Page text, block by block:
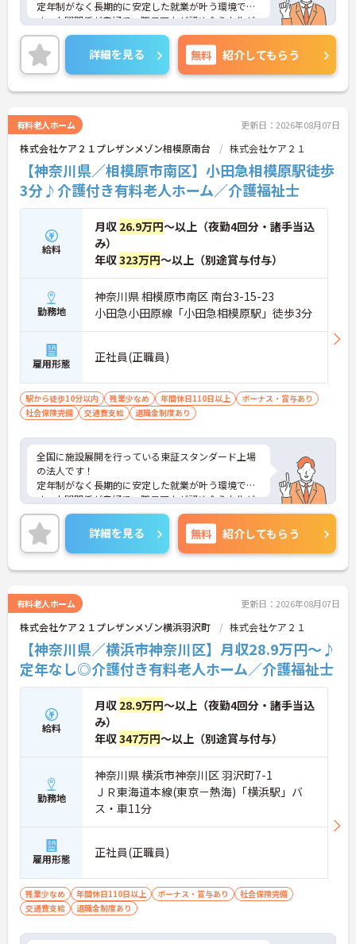
定年制がなく長期的に安定した就業が叶う環境で
す。人間関係が良好で、職員同士が認め合う文化が
根付いています。
ご興味のある方には、面接対策ポイントなど、さら
に詳細をご案内しますのでお気軽にご相談くださ
い！
詳細を見る 無料 紹介してもらう
有料老人ホーム 更新日：2026年08月07日
株式会社ケア２１プレザンメゾン相模原南台 株式会社ケア２１
【神奈川県／相模原市南区】小田急相模原駅徒歩
3分♪介護付き有料老人ホーム／介護福祉士
給料
月収 26.9万円～以上（夜勤4回分・諸手当込
み）
年収323万円～以上（別途賞与付与）
勤務地
神奈川県 相模原市南区 南台3-15-23
小田急小田原線「小田急相模原駅」徒歩3分
雇用形態 正社員(正職員)
駅から徒歩10分以内 残業少なめ 年間休日110日以上
ボーナス・賞与あり
社会保険完備
交通費支給 退職金制度あり
全国に施設展開を行っている東証スタンダード上場
の法人です！
定年制がなく長期的に安定した就業が叶う環境で
す。人間関係が良好で、職員同士が認め合う文化が
根付いています。
ご興味のある方には、面接対策ポイントなど、さら
に詳細をご案内しますのでお気軽にご相談くださ
い！
詳細を見る 無料 紹介してもらう
有料老人ホーム 更新日：2026年08月07日
株式会社ケア２１プレザンメゾン横浜羽沢町 株式会社ケア２１
【神奈川県／横浜市神奈川区】月収28.9万円～♪
定年なし◎介護付き有料老人ホーム／介護福祉士
給料
月収 28.9万円～以上（夜勤4回分・諸手当込
み）
年収347万円～以上（別途賞与付与）
勤務地
神奈川県 横浜市神奈川区 羽沢町7-1
ＪＲ東海道本線(東京－熱海)「横浜駅」バ
ス・車11分
雇用形態 正社員(正職員)
残業少なめ 年間休日110日以上 ボーナス・賞与あり
社会保険完備
交通費支給
退職金制度あり